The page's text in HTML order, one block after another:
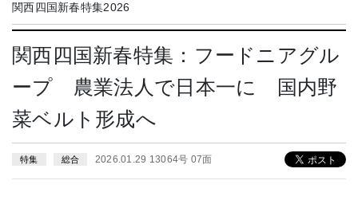
関西四国新春特集2026
関西四国新春特集：フードニアグル
ープ 農業法人で日本一に 国内野
菜ベルト形成へ
特集 総合 2026.01.29 13064号 07面